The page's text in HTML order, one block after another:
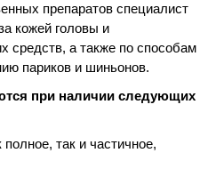
препаратов специалист
кожей головы и
средств, а также по способам
париков и шиньонов.
при наличии следующих
так и частичное,